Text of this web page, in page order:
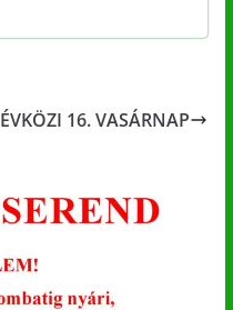
ÉVKÖZI 16. VASÁRNAP